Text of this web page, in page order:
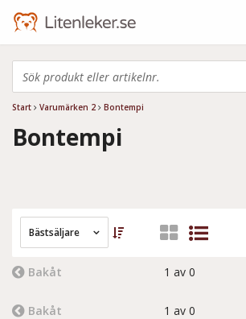
Start Varumärken 2 Bontempi
Bontempi
Bästsäljare
Bakåt 1 av 0
Bakåt 1 av 0